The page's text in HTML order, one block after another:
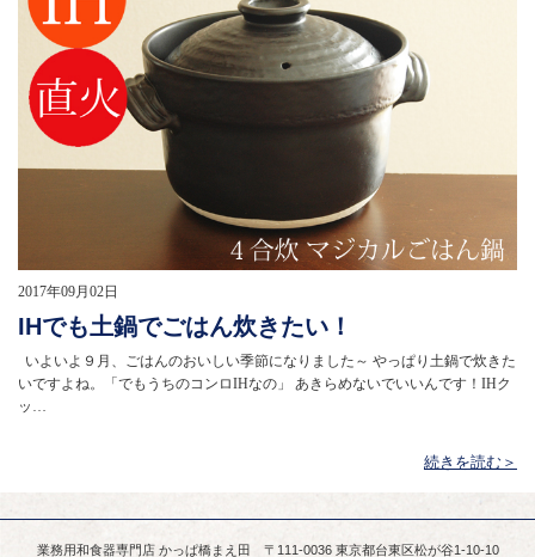
2017年09月02日
IHでも土鍋でごはん炊きたい！
いよいよ９月、ごはんのおいしい季節になりました～ やっぱり土鍋で炊きた
いですよね。「でもうちのコンロIHなの」 あきらめないでいいんです！IHク
ッ…
続きを読む＞
業務用和食器専門店 かっぱ橋まえ田 〒111-0036 東京都台東区松が谷1-10-10